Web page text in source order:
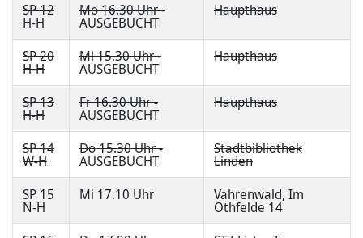
SP 12
H-H
Mo 16.30 Uhr -
AUSGEBUCHT
Haupthaus
SP 20
H-H
Mi 15.30 Uhr -
AUSGEBUCHT
Haupthaus
SP 13
H-H
Fr 16.30 Uhr -
AUSGEBUCHT
Haupthaus
SP 14
W-H
Do 15.30 Uhr -
AUSGEBUCHT
Stadtbibliothek
Linden
SP 15
N-H
Mi 17.10 Uhr Vahrenwald, Im
Othfelde 14